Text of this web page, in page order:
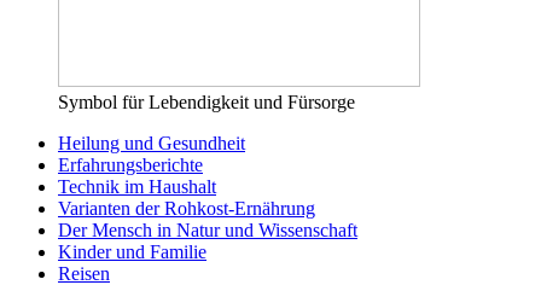
Symbol für Lebendigkeit und Fürsorge
Heilung und Gesundheit
Erfahrungsberichte
Technik im Haushalt
Varianten der Rohkost-Ernährung
Der Mensch in Natur und Wissenschaft
Kinder und Familie
Reisen